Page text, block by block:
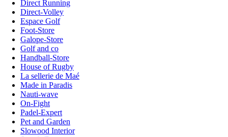
Direct Running
Direct-Volley
Espace Golf
Foot-Store
Galope-Store
Golf and co
Handball-Store
House of Rugby
La sellerie de Maé
Made in Paradis
Nauti-wave
On-Fight
Padel-Expert
Pet and Garden
Slowood Interior